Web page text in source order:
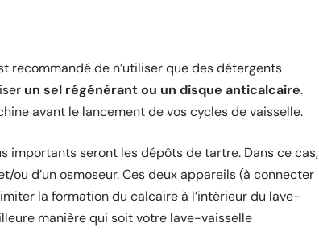
recommandé de n’utiliser que des détergents
un sel régénérant ou un disque anticalcaire.
avant le lancement de vos cycles de vaisselle.
importants seront les dépôts de tartre. Dans ce cas,
ou d’un osmoseur. Ces deux appareils (à connecter
la formation du calcaire à l’intérieur du lave-
manière qui soit votre lave-vaisselle